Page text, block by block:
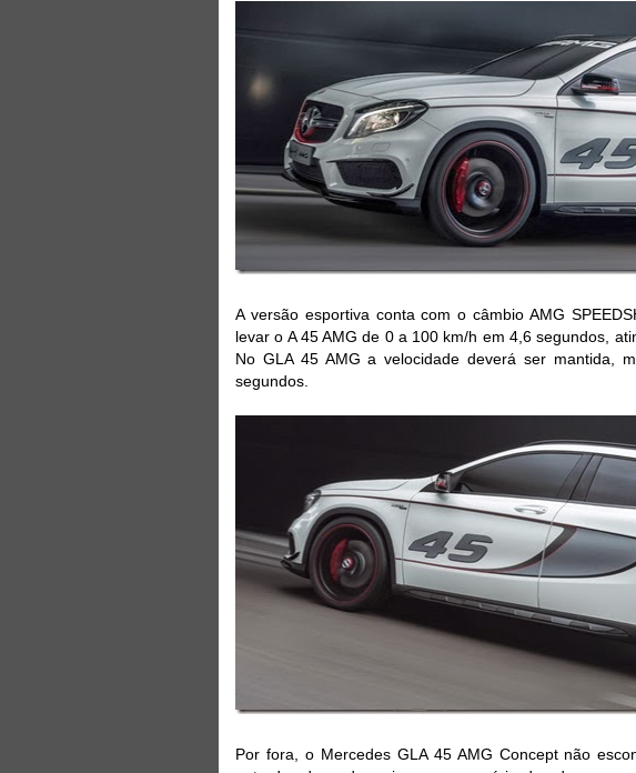
A versão esportiva conta com o câmbio AMG
levar o A 45 AMG de 0 a 100 km/h em 4,6 segundos,
No GLA 45 AMG a velocidade deverá ser mantida,
segundos.
Por fora, o Mercedes GLA 45 AMG Concept não